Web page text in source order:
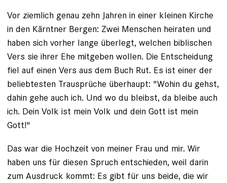
Vor ziemlich genau zehn Jahren in einer kleinen Kirche
in den Kärntner Bergen: Zwei Menschen heiraten und
haben sich vorher lange überlegt, welchen biblischen
Vers sie ihrer Ehe mitgeben wollen. Die Entscheidung
fiel auf einen Vers aus dem Buch Rut. Es ist einer der
beliebtesten Trausprüche überhaupt: "Wohin du gehst,
dahin gehe auch ich. Und wo du bleibst, da bleibe auch
ich. Dein Volk ist mein Volk und dein Gott ist mein
Gott!"
Das war die Hochzeit von meiner Frau und mir. Wir
haben uns für ­diesen Spruch entschieden, weil darin
zum Ausdruck kommt: Es gibt für uns beide, die wir